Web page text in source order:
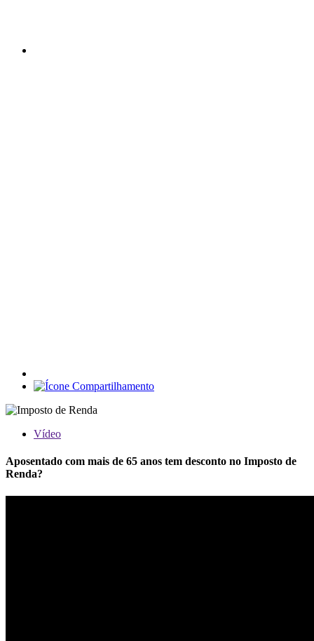
Vídeo
Aposentado com mais de 65 anos tem desconto no Imposto de
Renda?